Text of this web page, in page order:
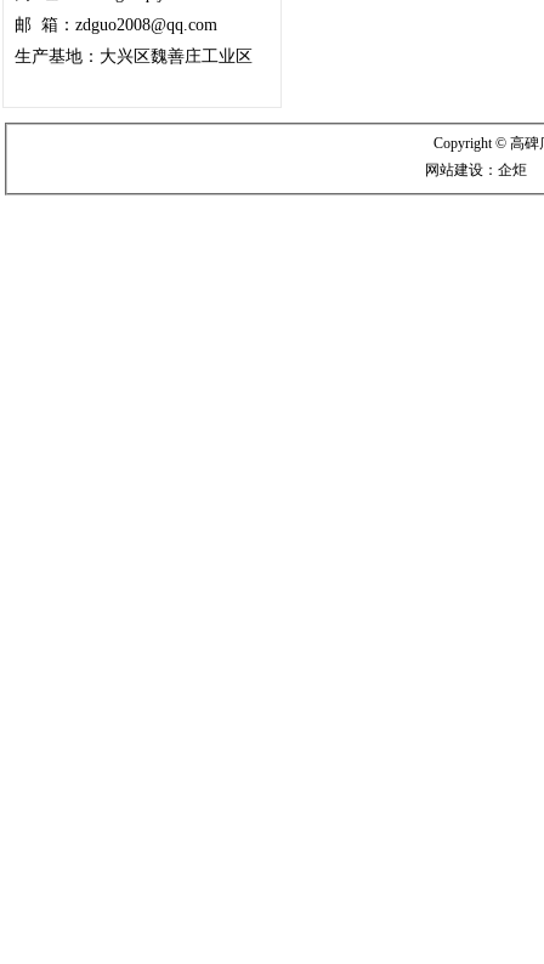
邮 箱： zdguo2008@qq.com
生产基地：大兴区魏善庄工业区
Copyright © 高
网站建设： 企炬